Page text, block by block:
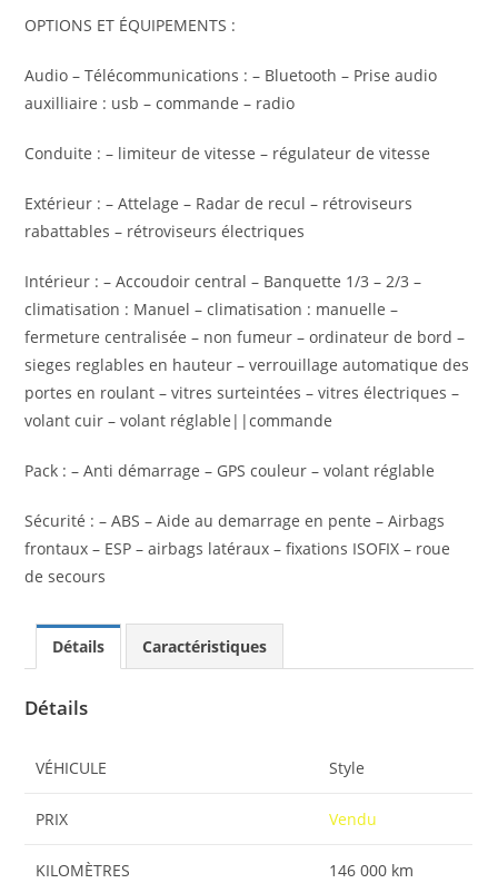
OPTIONS ET ÉQUIPEMENTS :
Audio – Télécommunications : – Bluetooth – Prise audio
auxilliaire : usb – commande – radio
Conduite : – limiteur de vitesse – régulateur de vitesse
Extérieur : – Attelage – Radar de recul – rétroviseurs
rabattables – rétroviseurs électriques
Intérieur : – Accoudoir central – Banquette 1/3 – 2/3 –
climatisation : Manuel – climatisation : manuelle –
fermeture centralisée – non fumeur – ordinateur de bord –
sieges reglables en hauteur – verrouillage automatique des
portes en roulant – vitres surteintées – vitres électriques –
volant cuir – volant réglable||commande
Pack : – Anti démarrage – GPS couleur – volant réglable
Sécurité : – ABS – Aide au demarrage en pente – Airbags
frontaux – ESP – airbags latéraux – fixations ISOFIX – roue
de secours
Détails Caractéristiques
Détails
VÉHICULE Style
PRIX Vendu
KILOMÈTRES 146 000 km